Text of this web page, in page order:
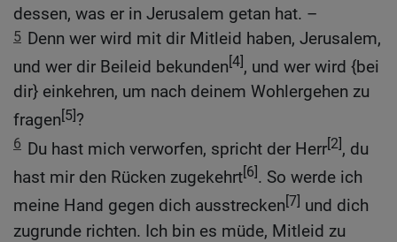
dessen, was er in Jerusalem getan hat. –
5 Denn wer wird mit dir Mitleid haben, Jerusalem,
und wer dir Beileid bekunden[4], und wer wird {bei
dir} einkehren, um nach deinem Wohlergehen zu
fragen[5]?
6 Du hast mich verworfen, spricht der Herr[2], du
hast mir den Rücken zugekehrt[6]. So werde ich
meine Hand gegen dich ausstrecken[7] und dich
zugrunde richten. Ich bin es müde, Mitleid zu